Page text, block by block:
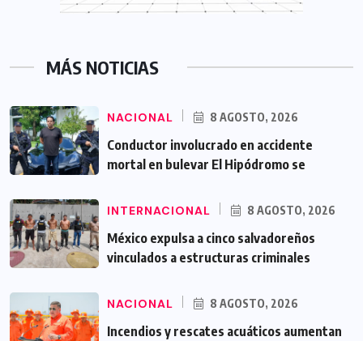
MÁS NOTICIAS
NACIONAL 8 AGOSTO, 2026
Conductor involucrado en accidente
mortal en bulevar El Hipódromo se
INTERNACIONAL 8 AGOSTO, 2026
México expulsa a cinco salvadoreños
vinculados a estructuras criminales
NACIONAL 8 AGOSTO, 2026
Incendios y rescates acuáticos aumentan